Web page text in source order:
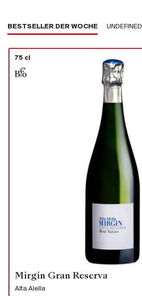
BESTSELLER DER WOCHE UNDEFINED
75 cl
Mirgin Gran Reserva
Alta Alella